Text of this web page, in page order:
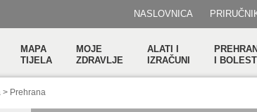
NASLOVNICA
MAPA
TIJELA
MOJE
ZDRAVLJE
ALATI I
IZRAČUNI
I BOLESTI
> Prehrana